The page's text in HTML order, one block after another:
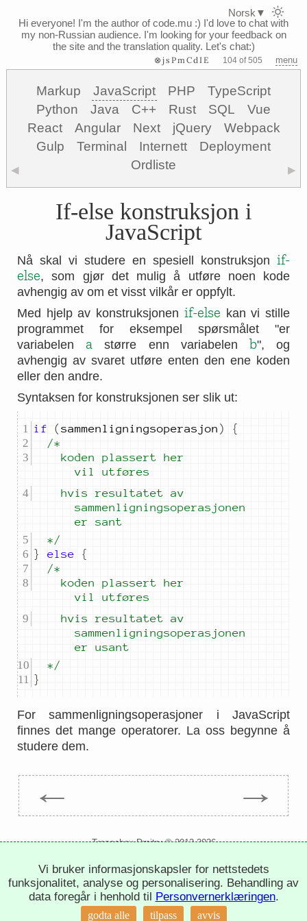
Hi everyone! I'm the author of code.mu :) I'd love to chat with
my non-Russian audience. I'm looking for your feedback on
the site and the translation quality. Let's chat:)
⊗jsPmCdIE 104 of 505 menu
Markup JavaScript PHP
TypeScript
Python
Java C++ Rust SQL
Vue
React
Angular Next jQuery
Webpack
Gulp
Terminal Internett
Deployment
Ordliste
◀ ▶
If-else konstruksjon i
JavaScript
Nå skal vi studere en spesiell konstruksjon if-
else, som gjør det mulig å utføre noen kode
avhengig av om et visst vilkår er oppfylt.
Med hjelp av konstruksjonen if-else kan vi stille
programmet for eksempel spørsmålet "er
variabelen a større enn variabelen b", og
avhengig av svaret utføre enten den ene koden
eller den andre.
Syntaksen for konstruksjonen ser slik ut:
if ( sammenligningsoperasjon )
{
		koden plassert her
vil utføres
		hvis resultatet av
sammenligningsoperasjonen
er sant
	*/
}
else
{
		koden plassert her
vil utføres
		hvis resultatet av
sammenligningsoperasjonen
er usant
	*/
}
For sammenligningsoperasjoner i JavaScript
finnes det mange operatorer. La oss begynne å
studere dem.
← →
Trepachev Dmitry © 2012-2026
personvernregler innstillinger for informasjonskapsler
Norsk ▼
Vi bruker informasjonskapsler for nettstedets
funksjonalitet, analyse og personalisering. Behandling av
data foregår i henhold til Personvernerklæringen.
godta alle tilpass avvis